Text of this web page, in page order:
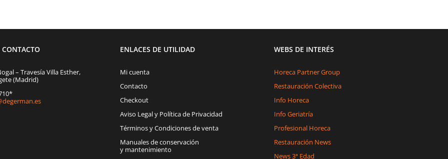
CONTACTO
– Travesía Villa Esther,
(Madrid)
ENLACES DE UTILIDAD
Mi cuenta
Contacto
Checkout
Aviso Legal y Política de Privacidad
Términos y Condiciones de venta
Manuales de conservación
y mantenimiento
WEBS DE INTERÉS
Horeca Partner Group
Restauración Colectiva
Info Horeca
Info Geriatría
Profesional Horeca
Restauración News
News 3ª Edad